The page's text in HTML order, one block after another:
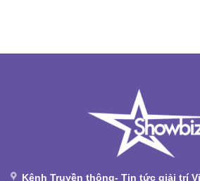
Kênh Truyền thông- Tin tức giải trí